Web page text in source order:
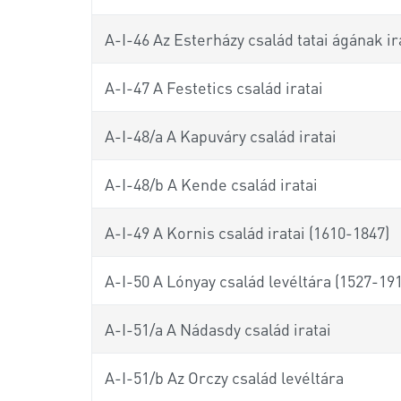
A-I-46 Az Esterházy család tatai ágának
A-I-47 A Festetics család iratai
A-I-48/a A Kapuváry család iratai
A-I-48/b A Kende család iratai
A-I-49 A Kornis család iratai (1610-1847)
A-I-50 A Lónyay család levéltára (1527-
A-I-51/a A Nádasdy család iratai
A-I-51/b Az Orczy család levéltára